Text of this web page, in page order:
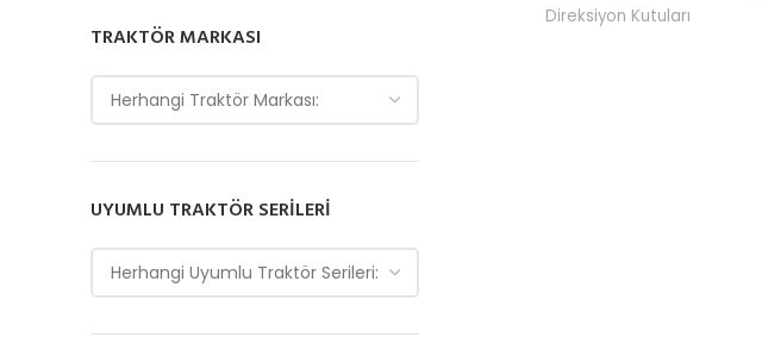
TRAKTÖR MARKASI
Herhangi Traktör Markası:
UYUMLU TRAKTÖR SERILERI
Herhangi Uyumlu Traktör Serileri:
Direksiyon Kutuları